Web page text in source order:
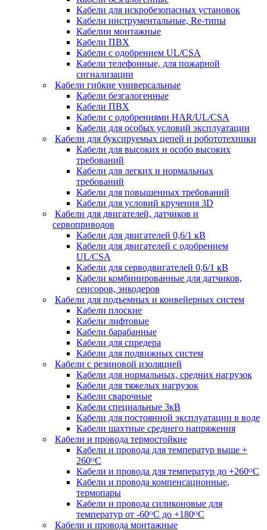
Кабели для искробезопасных установок
Кабели инструментальные, Re-типы
Кабелии монтажные
Кабели ПВХ
Кабели с одобрением UL/CSA
Кабели телефонные, для пожарной
сигнализации
Кабели гибкие универсальные
Кабели безгалогенные
Кабели ПВХ
Кабели с одобрениями HAR/UL/CSA
Кабели для особых условий эксплуатации
Кабели для буксируемых цепей и робототехники
Кабели для высоких и особо высоких
требований
Кабели для легких и нормальных
требований
Кабели для повышенных требований
Кабели для условий кручения 3D
Кабели для двигателей, датчиков и
сервоприводов
Кабели для двигателей 0,6/1 кВ
Кабели для двигателей с одобрением
UL/CSA
Кабели для серводвигателей 0,6/1 кВ
Кабели комбинированные для датчиков,
cенсоров, энкодеров
Кабели для подъемных и конвейерных систем
Кабели плоские
Кабели лифтовые
Кабели барабанные
Кабели для спредера
Кабели для подвижных систем
Кабели с резиновой изоляцией
Кабели для нормальных, средних нагрузок
Кабели для тяжелых нагрузок
Кабели сварочные
Кабели специальные 3кВ
Кабели для постоянной эксплуатации в воде
Кабели шахтные среднего напряжения
Кабели и провода термостойкие
Кабели и провода для температур выше +
260ᴼС
Кабели и провода для температур до +260ᴼС
Кабели и провода компенсационные,
термопары
Кабели и провода силиконовые для
температур от -60ᴼC до +180ᴼС
Кабели и провода монтажные